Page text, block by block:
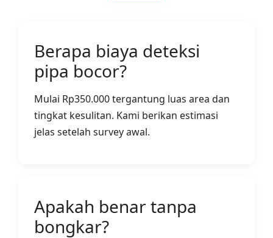
Berapa biaya deteksi
pipa bocor?
Mulai Rp350.000 tergantung luas area dan
tingkat kesulitan. Kami berikan estimasi
jelas setelah survey awal.
Apakah benar tanpa
bongkar?